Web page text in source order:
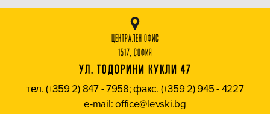
ЦЕНТРАЛЕН ОФИС
1517, СОФИЯ
УЛ. ТОДОРИНИ КУКЛИ 47
тел. (+359 2) 847 - 7958; факс. (+359 2) 945 - 4227
e-mail: office@levski.bg